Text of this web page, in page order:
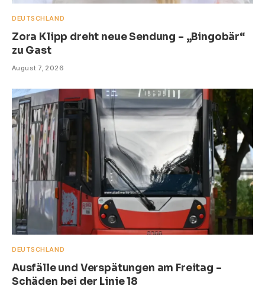
DEUTSCHLAND
Zora Klipp dreht neue Sendung – „Bingobär“
zu Gast
August 7, 2026
DEUTSCHLAND
Ausfälle und Verspätungen am Freitag –
Schäden bei der Linie 18